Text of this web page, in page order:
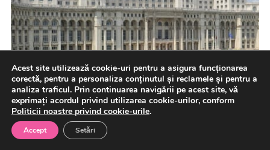
Acest site utilizează cookie-uri pentru a asigura funcționarea
corectă, pentru a personaliza conținutul și reclamele și pentru a
analiza traficul. Prin continuarea navigării pe acest site, vă
exprimați acordul privind utilizarea cookie-urilor, conform
Politicii noastre privind cookie-urile.
Accept Setări